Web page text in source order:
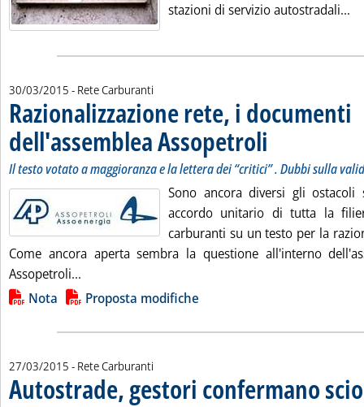
stazioni di servizio autostradali...
30/03/2015 - Rete Carburanti
Razionalizzazione rete, i documenti
dell'assemblea Assopetroli
Il testo votato a maggioranza e la lettera dei “critici” . Dubbi sulla
Sono ancora diversi gli ostacoli
accordo unitario di tutta la
carburanti su un testo per la
Come ancora aperta sembra la questione all'interno
Assopetroli...
Lista allegati PDF alla notizia
Nota Proposta modifiche
27/03/2015 - Rete Carburanti
Autostrade, gestori confermano